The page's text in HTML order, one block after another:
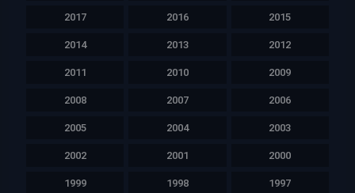
2017 2016 2015
2014 2013 2012
2011 2010 2009
2008 2007 2006
2005 2004 2003
2002 2001 2000
1999 1998 1997